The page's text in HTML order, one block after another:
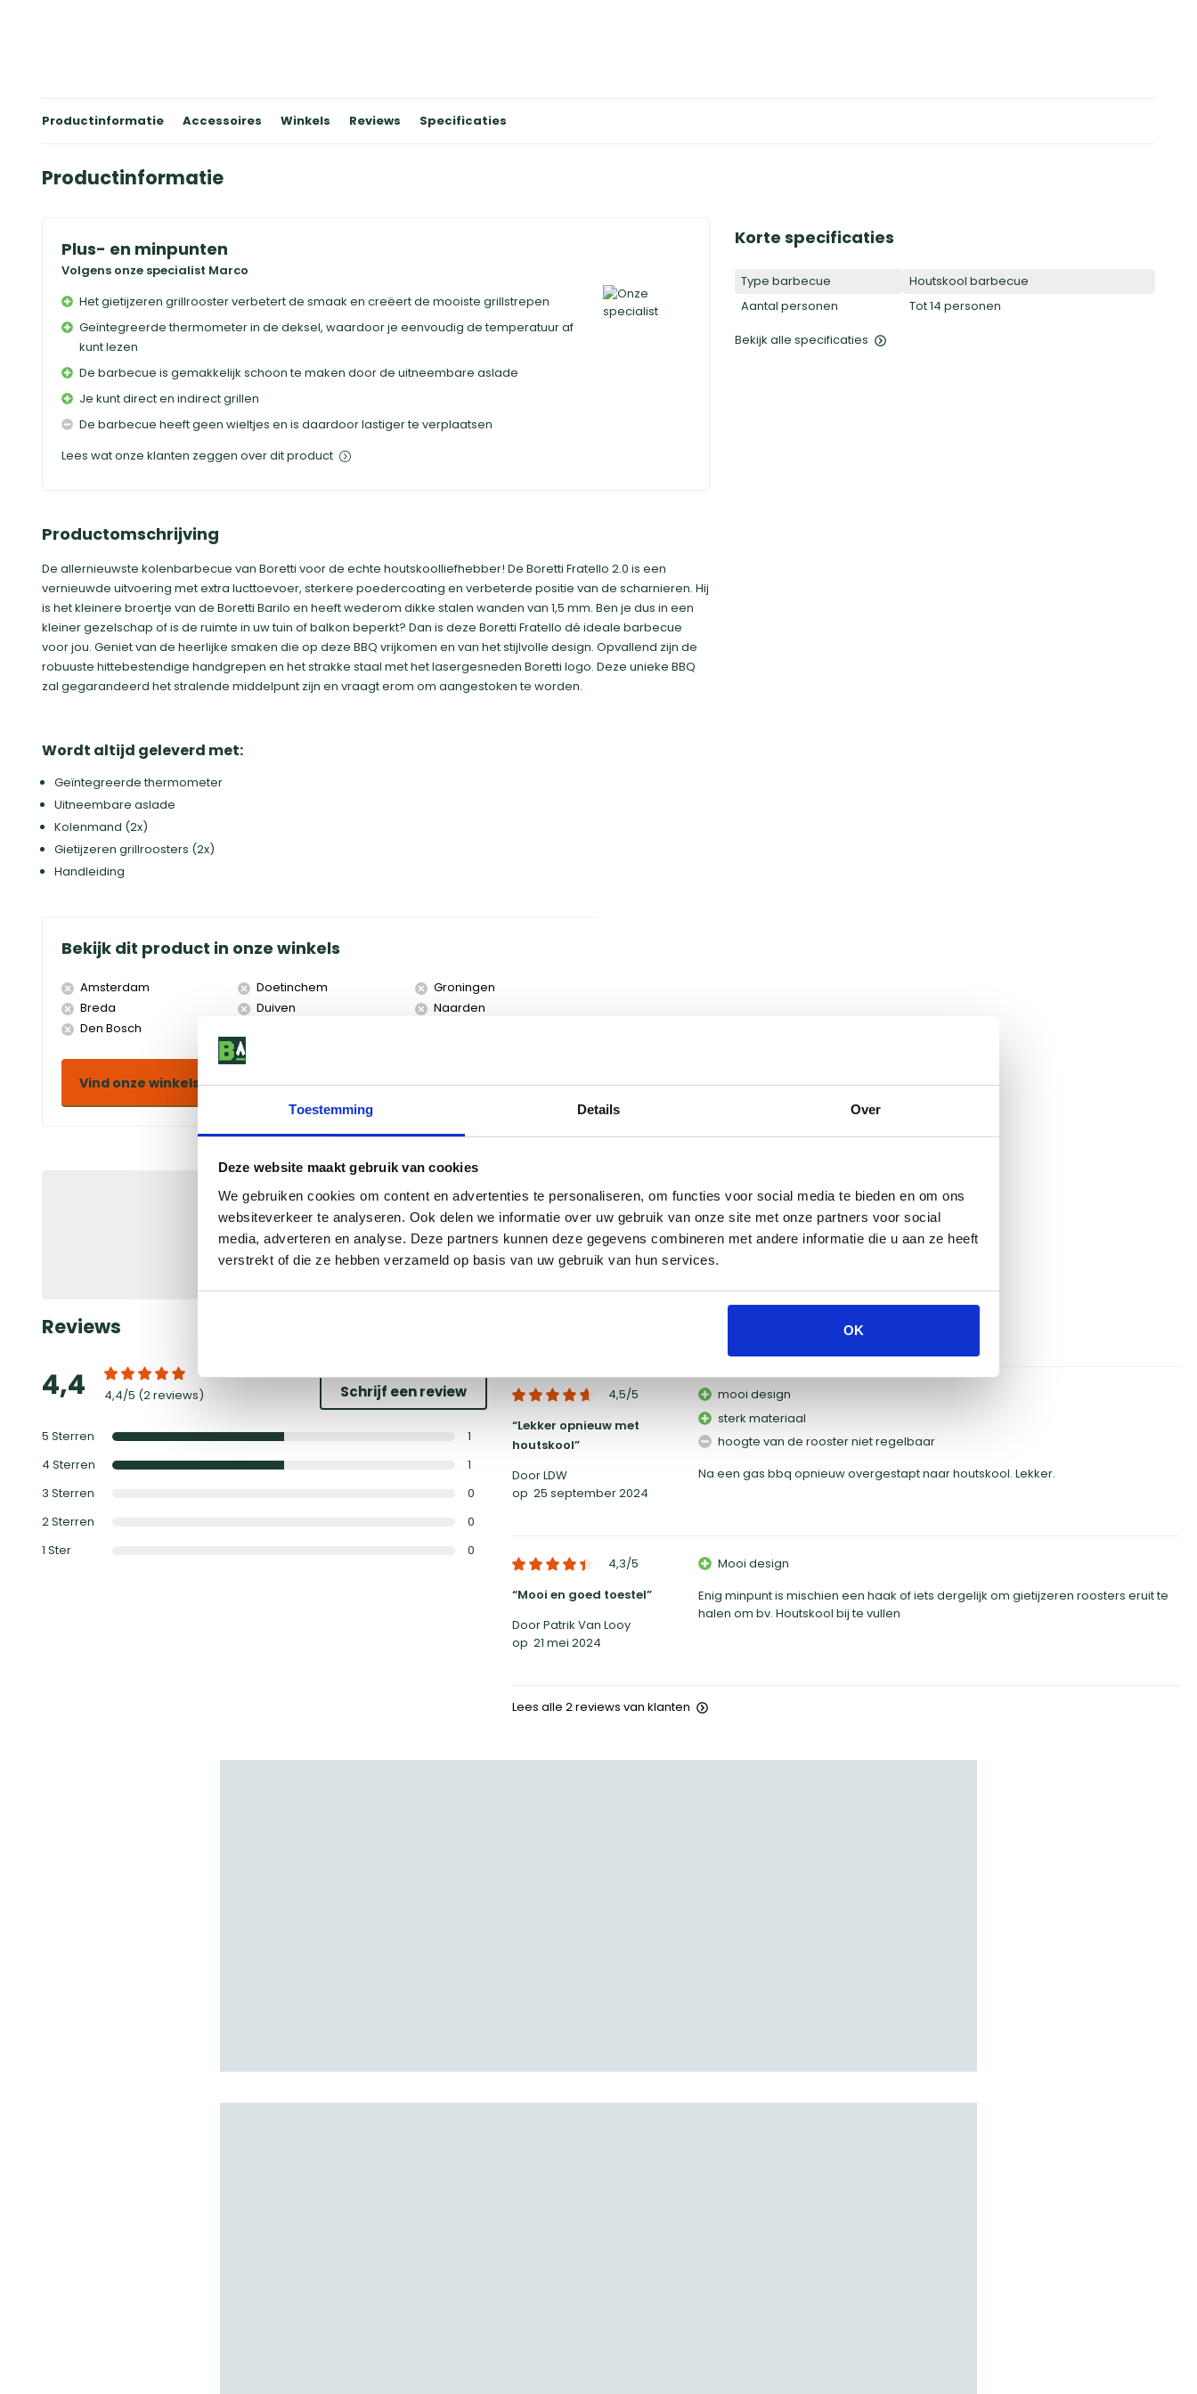
Toestemming Details Over
Deze website maakt gebruik van cookies
We gebruiken cookies om content en advertenties te personaliseren, om functies voor social media te bieden en om ons
websiteverkeer te analyseren. Ook delen we informatie over uw gebruik van onze site met onze partners voor social
media, adverteren en analyse. Deze partners kunnen deze gegevens combineren met andere informatie die u aan ze heeft
verstrekt of die ze hebben verzameld op basis van uw gebruik van hun services.
OK
Productinformatie Accessoires Winkels Reviews Specificaties
Productinformatie
Plus- en minpunten
Volgens onze specialist Marco
Het gietijzeren grillrooster verbetert de smaak en creëert de mooiste grillstrepen
Geïntegreerde thermometer in de deksel, waardoor je eenvoudig de temperatuur af
kunt lezen
De barbecue is gemakkelijk schoon te maken door de uitneembare aslade
Je kunt direct en indirect grillen
De barbecue heeft geen wieltjes en is daardoor lastiger te verplaatsen
Lees wat onze klanten zeggen over dit product
Productomschrijving
De allernieuwste kolenbarbecue van Boretti voor de echte houtskoolliefhebber! De Boretti Fratello 2.0 is een
vernieuwde uitvoering met extra lucttoevoer, sterkere poedercoating en verbeterde positie van de scharnieren. Hij
is het kleinere broertje van de Boretti Barilo en heeft wederom dikke stalen wanden van 1,5 mm. Ben je dus in een
kleiner gezelschap of is de ruimte in uw tuin of balkon beperkt? Dan is deze Boretti Fratello dé ideale barbecue
voor jou. Geniet van de heerlijke smaken die op deze BBQ vrijkomen en van het stijlvolle design. Opvallend zijn de
robuuste hittebestendige handgrepen en het strakke staal met het lasergesneden Boretti logo. Deze unieke BBQ
zal gegarandeerd het stralende middelpunt zijn en vraagt erom om aangestoken te worden.
Wordt altijd geleverd met:
Geïntegreerde thermometer
Uitneembare aslade
Kolenmand (2x)
Gietijzeren grillroosters (2x)
Handleiding
Korte specificaties
Type barbecue
Houtskool barbecue
Aantal personen
Tot 14 personen
Bekijk alle specificaties
Bekijk dit product in onze winkels
Amsterdam
Breda
Den Bosch
Doetinchem
Duiven
Groningen
Naarden
Vind onze winkels
Ontvanggegarandeerd kortingop dit product. Vraag
naar jouw persoonlijke deal en ontvang een mooie
korting!
Bekijk de actievoorwaarden
Reviews
4,4 4,4/5 (2 reviews) Schrijf een review
5 Sterren
1
4 Sterren
1
3 Sterren
0
2Sterren
0
1 Ster 0
4,5/5
Lekker opnieuw met
houtskool
Door LDW
op 25 september 2024
mooi design
sterk materiaal
hoogte van de rooster niet regelbaar
Na een gas bbq opnieuw overgestapt naar houtskool. Lekker.
4,3/5
Mooi en goed toestel
Door Patrik Van Looy
op 21 mei 2024
Mooi design
Enig minpunt is mischien een haak of iets dergelijk om gietijzeren roosters eruit te
halen om bv. Houtskool bij te vullen
Lees alle 2 reviews van klanten